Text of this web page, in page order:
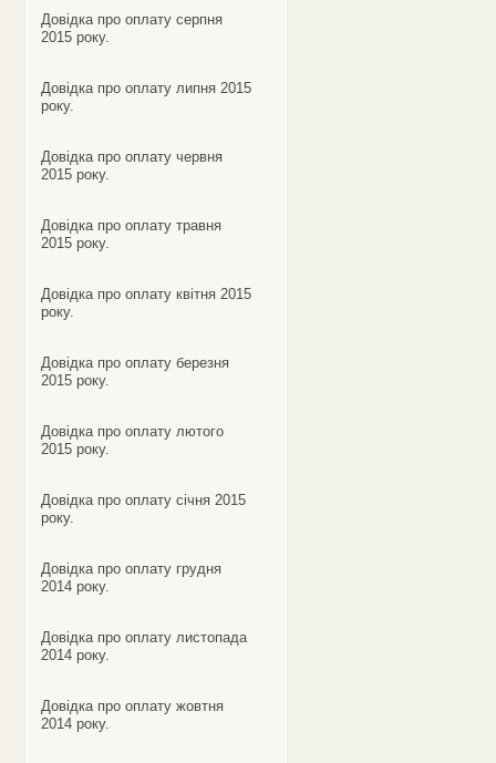
Довідка про оплату серпня
2015 року.
Довідка про оплату липня 2015
року.
Довідка про оплату червня
2015 року.
Довідка про оплату травня
2015 року.
Довідка про оплату квітня 2015
року.
Довідка про оплату березня
2015 року.
Довідка про оплату лютого
2015 року.
Довідка про оплату січня 2015
року.
Довідка про оплату грудня
2014 року.
Довідка про оплату листопада
2014 року.
Довідка про оплату жовтня
2014 року.